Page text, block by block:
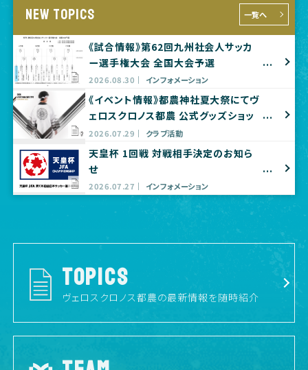
NEW TOPICS 一覧へ
《試合情報》第62回九州社会人サッカ
ー選手権大会 全国大会予選
2026.08.30 インフォメーション
《イベント情報》都農神社夏大祭にてヴ
ェロスクロノス都農 公式グッズショッ
プ出店のお知らせ
2026.07.29 クラブ活動
天皇杯 1回戦 対戦相手決定のお知ら
せ
2026.07.27 インフォメーション
TOPICS
ヴェロスクロノス都農の最新情報を随時紹介